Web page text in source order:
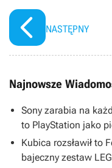
NASTĘPNY
Najnowsze
Sony zarabia na
to PlayStation jako
Kubica rozsławił to
bajeczny zestaw